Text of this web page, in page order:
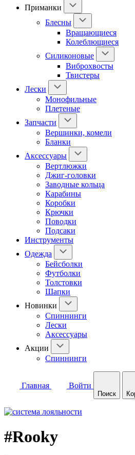
Приманки
Блесны
Вращающиеся
Колеблющиеся
Силиконовые
Виброхвосты
Твистеры
Лески
Монофильные
Плетеные
Запчасти
Вершинки, комели
Бланки
Аксессуары
Вертлюжки
Джиг-головки
Заводные кольца
Карабины
Коробки
Крючки
Поводки
Подсаки
Инструменты
Одежда
Бейсболки
Футболки
Толстовки
Шапки
Новинки
Спиннинги
Лески
Аксессуары
Акции
Спиннинги
Главная Войти
Поиск
#Rooky